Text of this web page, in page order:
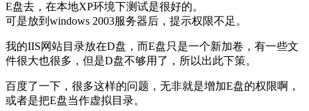
E盘去，在本地XP环境下测试是很好的。
可是放到windows 2003服务器后，提示权限不足。
我的IIS网站目录放在D盘，而E盘只是一个新加卷，有一些文
件很大也很多，但是D盘不够用了，所以出此下策。
百度了一下，很多这样的问题，无非就是增加E盘的权限啊，
或者是把E盘当作虚拟目录。